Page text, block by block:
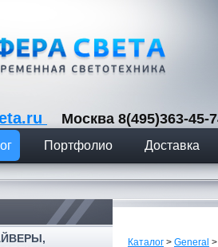
Москва 8(495)363-
Портфолио Доставка
Каталог > General